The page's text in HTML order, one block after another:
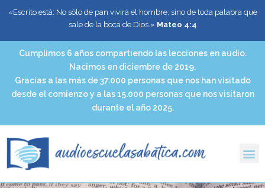
«Escrito está: No sólo de pan vivirá el hombre, sino de toda palabra que
sale de la boca de Dios.» Mateo 4:4
Cumplimos 6 años compartiendo las lecciones en audio.
Nacimos en diciembre de 2019.
Gracias a las más de 37.000 personas que nos han visitado
desde el comienzo y a las 15.000 personas que nos visitaron
durante el año 2025.